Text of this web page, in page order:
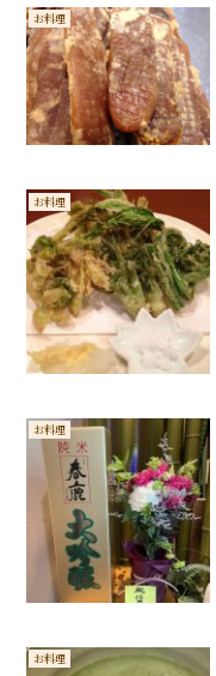
お料理
お料理
お料理
お料理